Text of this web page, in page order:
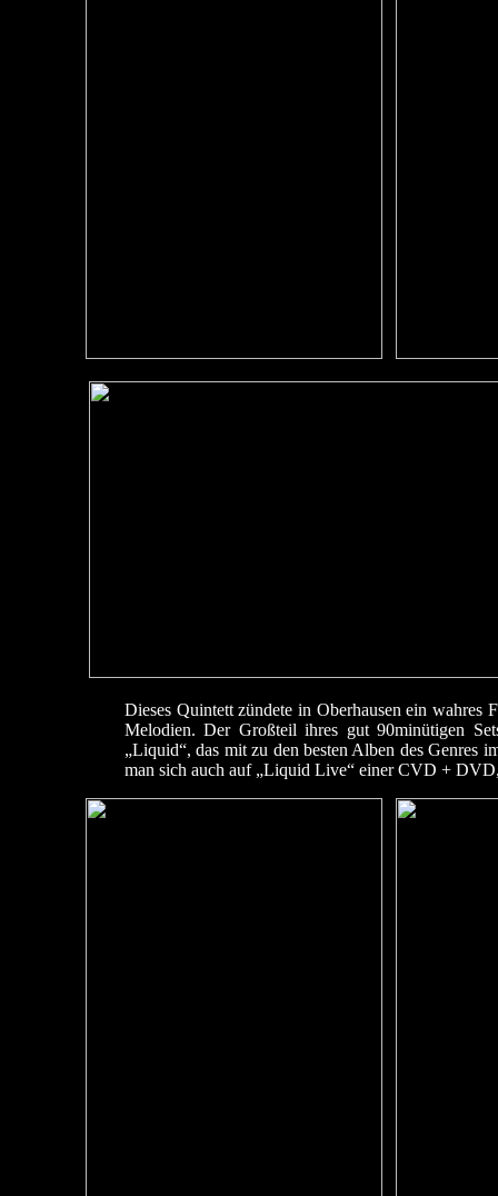
Dieses Quintett zündete in Oberhausen ein
Melodien. Der Großteil ihres gut 90minütigen
„Liquid“, das mit zu den besten Alben des Genres
man sich auch auf „Liquid Live“ einer CVD +